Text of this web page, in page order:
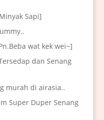
Sapi]
wat kek wei~]
dan Senang
murah di airasia..
Super Duper Senang